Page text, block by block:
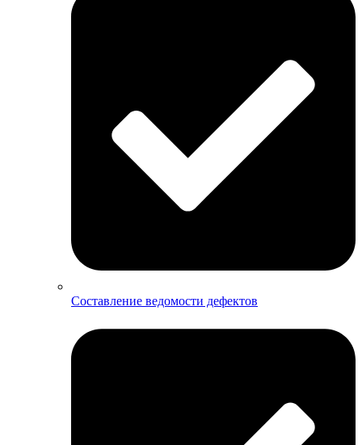
Составление ведомости дефектов